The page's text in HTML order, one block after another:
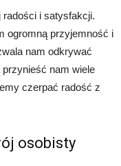
i satysfakcji.
ogromną przyjemność i
nam odkrywać
nam wiele
czerpać radość z
osobisty